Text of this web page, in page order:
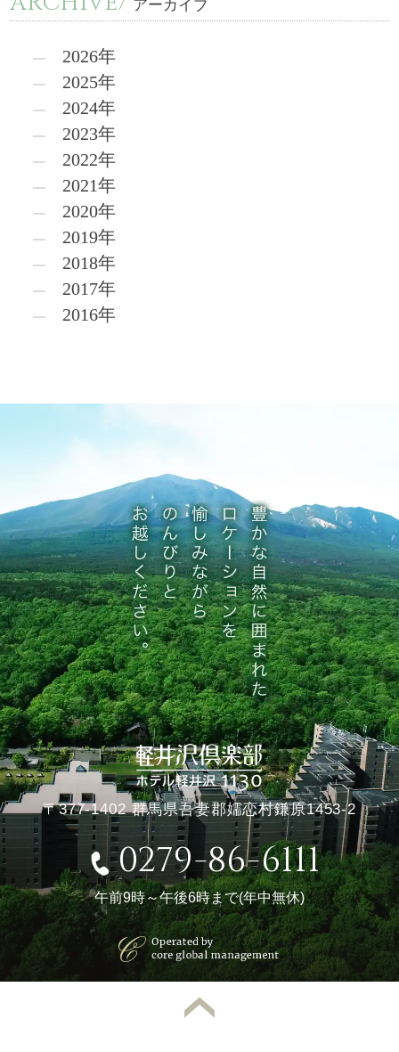
アーカイブ
2026年
2025年
2024年
2023年
2022年
2021年
2020年
2019年
2018年
2017年
2016年
〒377-1402 群馬県吾妻郡嬬恋村鎌原1453-2
0279-86-6111
午前9時～午後6時まで(年中無休)